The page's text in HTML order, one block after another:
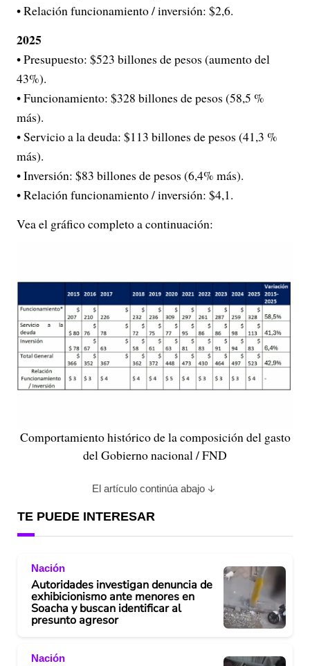
• Relación funcionamiento / inversión: $2,6.
2025
• Presupuesto: $523 billones de pesos (aumento del
43%).
• Funcionamiento: $328 billones de pesos (58,5 %
más).
• Servicio a la deuda: $113 billones de pesos (41,3 %
más).
• Inversión: $83 billones de pesos (6,4% más).
• Relación funcionamiento / inversión: $4,1.
Vea el gráfico completo a continuación:
Comportamiento histórico de la composición del gasto
del Gobierno nacional / FND
El artículo continúa abajo
TE PUEDE INTERESAR
Nación
Autoridades investigan denuncia de
exhibicionismo ante menores en
Soacha y buscan identificar al
presunto agresor
Nación